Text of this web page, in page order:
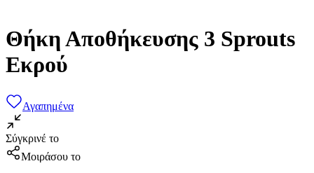
Θήκη Αποθήκευσης 3 Sprouts
Εκρού
Αγαπημένα
Σύγκρινέ το
Μοιράσου το